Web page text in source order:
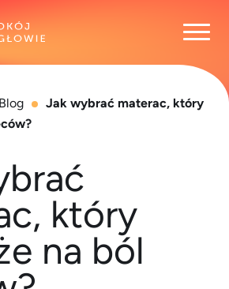
Blog
Jak wybrać materac, który
który
na ból